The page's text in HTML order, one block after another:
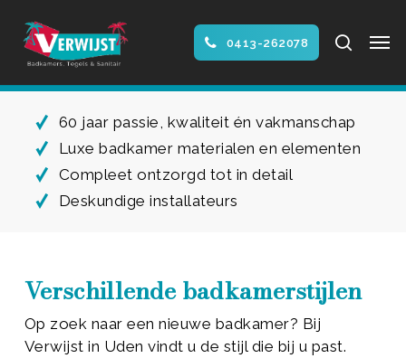
main
0413-262078 search
60 jaar passie, kwaliteit én vakmanschap
Luxe badkamer materialen en elementen
Compleet ontzorgd tot in detail
Deskundige installateurs
Verschillende badkamerstijlen
Op zoek naar een nieuwe badkamer? Bij
Verwijst in Uden vindt u de stijl die bij u past.